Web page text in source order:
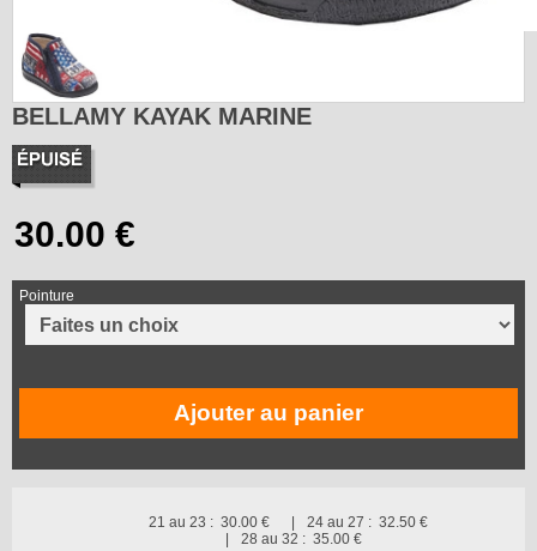
BELLAMY KAYAK MARINE
Pointure
Ajouter au panier
21 au 23 : 30.00 € 24 au 27 : 32.50 €
28 au 32 : 35.00 €